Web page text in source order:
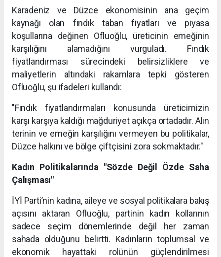
Karadeniz ve Düzce ekonomisinin ana geçim
kaynağı olan fındık taban fiyatları ve piyasa
koşullarına değinen Ofluoğlu, üreticinin emeğinin
karşılığını alamadığını vurguladı. Fındık
fiyatlandırması sürecindeki belirsizliklere ve
maliyetlerin altındaki rakamlara tepki gösteren
Ofluoğlu, şu ifadeleri kullandı:
"Fındık fiyatlandırmaları konusunda üreticimizin
karşı karşıya kaldığı mağduriyet açıkça ortadadır. Alın
terinin ve emeğin karşılığını vermeyen bu politikalar,
Düzce halkını ve bölge çiftçisini zora sokmaktadır."
Kadın Politikalarında "Sözde Değil Özde Saha
Çalışması"
İYİ Parti’nin kadına, aileye ve sosyal politikalara bakış
açısını aktaran Ofluoğlu, partinin kadın kollarının
sadece seçim dönemlerinde değil her zaman
sahada olduğunu belirtti. Kadınların toplumsal ve
ekonomik hayattaki rolünün güçlendirilmesi